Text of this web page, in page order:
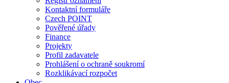
Kontaktní formuláře
Czech POINT
Pověřené úřady
Finance
Projekty
Profil zadavatele
Prohlášení o ochraně soukromí
Rozklikávací rozpočet